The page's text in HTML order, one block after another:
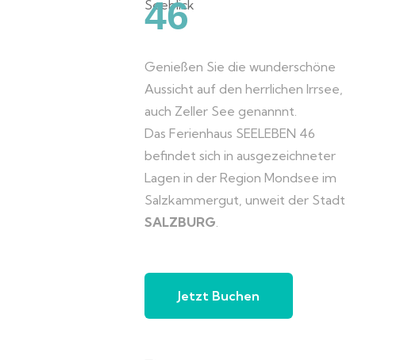
46
Genießen Sie die wunderschöne
Aussicht auf den herrlichen Irrsee,
auch Zeller See genannnt.
Das Ferienhaus SEELEBEN 46
befindet sich in ausgezeichneter
Lagen in der Region Mondsee im
Salzkammergut, unweit der Stadt
SALZBURG.
Jetzt Buchen